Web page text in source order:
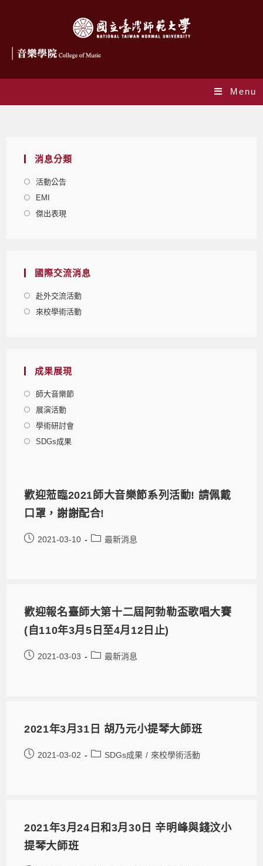
Menu
消息分類
活動公告
EMI
傑出表現
國際交流消息
赴外交流活動
來校學術活動
成果展現
師大音樂節
展演活動
學術研討會
SDGs成果
歡迎蒞臨2021師大音樂節系列活動! 請佩戴
口罩，謝謝配合!
2021-03-10 最新消息
歡迎報名臺師大第十二屆阿勃勒盃歌唱大賽
(自110年3月5日至4月12日止)
2021-03-03 最新消息
2021年3月31日 胡乃元小提琴大師班
2021-03-02 SDGs成果 / 來校學術活動
2021年3月24日和3月30日 辛明峰與錢汶小
提琴大師班